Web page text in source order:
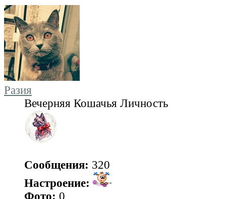
Разия
Вечерняя Кошачья Личность
Сообщения: 320
Настроение:
Фото: 0